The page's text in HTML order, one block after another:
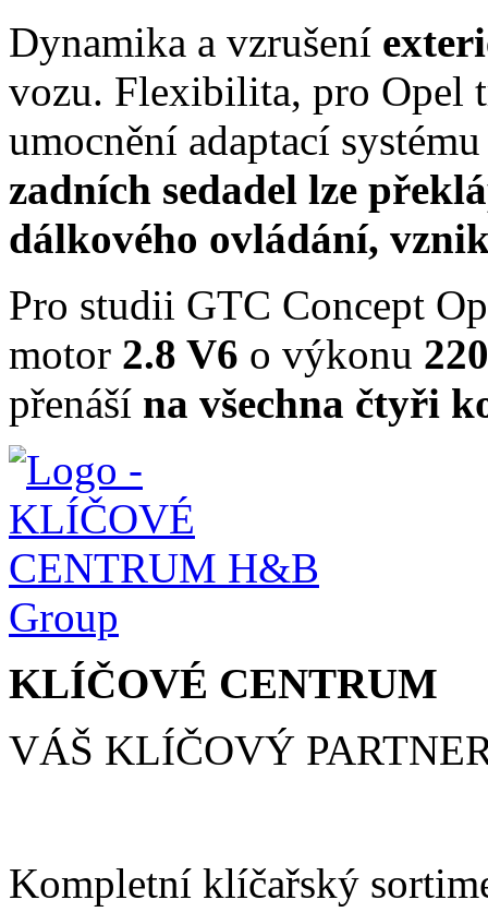
Dynamika a vzrušení
vozu. Flexibilita, pro Opel
umocnění adaptací
zadních sedadel lze
dálkového ovládání,
Pro studii GTC Concept
motor 2.8 V6 o výkonu
přenáší na všechna čtyři
KLÍČOVÉ CENTRUM
VÁŠ KLÍČOVÝ
Kompletní klíčařský